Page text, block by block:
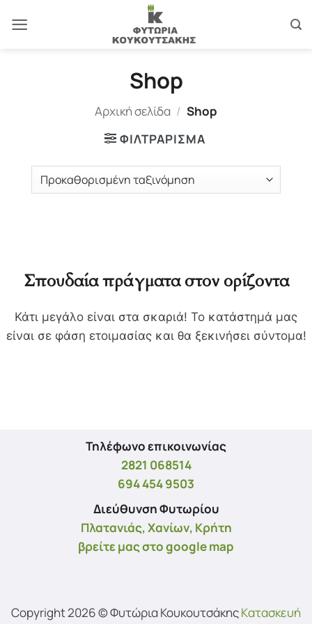
στο
Shop
Αρχική σελίδα / Shop
ΦΙΛΤΡΆΡΙΣΜΑ
Σπουδαία πράγματα στον ορίζοντα
Κάτι μεγάλο είναι στα σκαριά! Το κατάστημά μας
είναι σε φάση ετοιμασίας και θα ξεκινήσει σύντομα!
Τηλέφωνο επικοινωνίας
2821 068514
694 454 9503
Διεύθυνση Φυτωρίου
Πλατανιάς, Χανίων, Κρήτη
βρείτε μας στο google map
Copyright 2026 © Φυτώρια ΚουκουτσάκηςKατασκευή